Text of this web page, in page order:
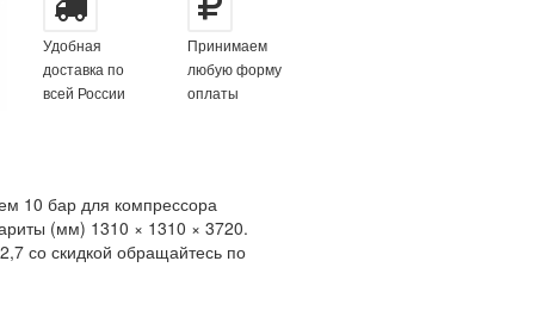
Удобная
доставка по
всей России
Принимаем
любую форму
оплаты
10 бар для компрессора
(мм) 1310 × 1310 × 3720.
со скидкой обращайтесь по